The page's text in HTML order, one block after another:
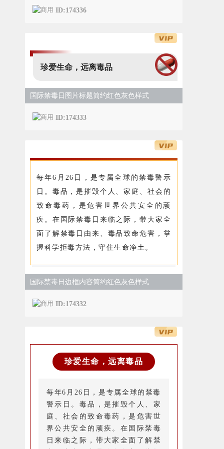
ID:174336
珍爱生命，远离毒品
国际禁毒日图片标题简约红色灰色样式
ID:174333
每年6月26日，是专属全球的禁毒警示
日。毒品，是摧毁个人、家庭、社会的
致命毒药，是危害世界公共安全的顽
疾。在国际禁毒日来临之际，带大家全
面了解禁毒日由来、毒品致命危害，掌
握科学拒毒方法，守住生命净土。
国际禁毒日边框内容简约红色灰色样式
ID:174332
珍爱生命，远离毒品
每年6月26日，是专属全球的禁毒
警示日。毒品，是摧毁个人、家
庭、社会的致命毒药，是危害世
界公共安全的顽疾。在国际禁毒
日来临之际，带大家全面了解禁